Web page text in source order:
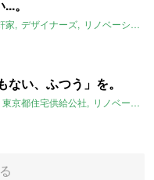
。
家 デザイナーズ リノベーション
い、ふつう」を。
東京都住宅供給公社 リノベーション